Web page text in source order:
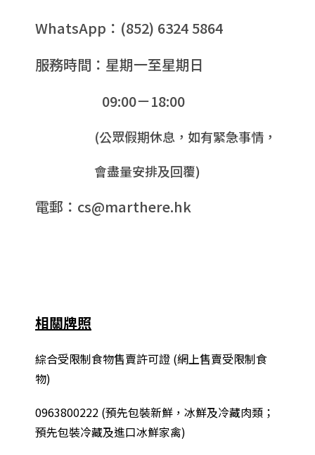
WhatsApp：(852) 6324 5864
服務時間：星期一至星期日
09:00－18:00
(公眾假期休息，如有緊急事情，
會盡量安排及回覆)
電郵：cs@marthere.hk
相關牌照
綜合受限制食物售賣許可證 (網上售賣受限制食
物)
0963800222 (預先包裝新鮮，冰鮮及冷藏肉類；
預先包裝冷藏及進口冰鮮家禽)